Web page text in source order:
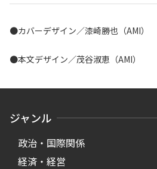
●カバーデザイン／漆崎勝也（AMI）
●本文デザイン／茂谷淑恵（AMI）
ジャンル
政治・国際関係
経済・経営